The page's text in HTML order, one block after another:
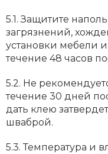
5.1. Защитите
загрязнений,
установки мебели
течение 48 часов
5.2. Не
течение 30 дней
дать клею
шваброй.
5.3. Температура и